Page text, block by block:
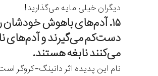
دیگران خیلی مایه می‌گذارید!
۱۵. آدم‌های باهوش خودشان
دست‌کم می‌گیرند و آدم‌های
می‌کنند نابغه هستند.
نام این پدیده اثر دانینگ-کروگر